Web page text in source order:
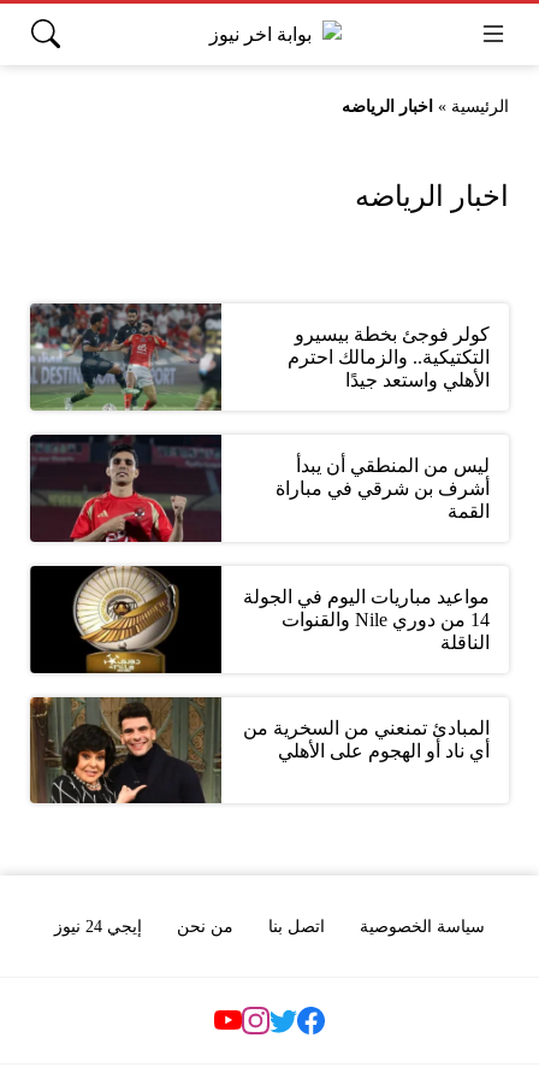
الرئيسية » اخبار الرياضه
اخبار الرياضه
كولر فوجئ بخطة بيسيرو
التكتيكية.. والزمالك احترم
الأهلي واستعد جيدًا
ليس من المنطقي أن يبدأ
أشرف بن شرقي في مباراة
القمة
مواعيد مباريات اليوم في الجولة
14 من دوري Nile والقنوات
الناقلة
المبادئ تمنعني من السخرية من
أي ناد أو الهجوم على الأهلي
سياسة الخصوصية اتصل بنا من نحن إيجي 24 نيوز
Social Links